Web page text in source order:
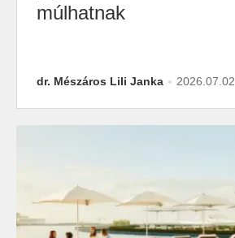
múlhatnak
dr. Mészáros Lili Janka 2026.07.02